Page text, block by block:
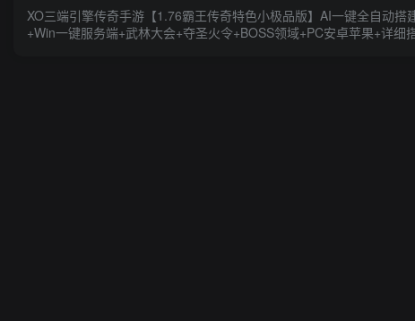
XO三端引擎传奇手游【1.76霸王传奇特色小极品版】AI一键全自动搭
+Win一键服务端+武林大会+夺圣火令+BOSS领域+PC安卓苹果+详细